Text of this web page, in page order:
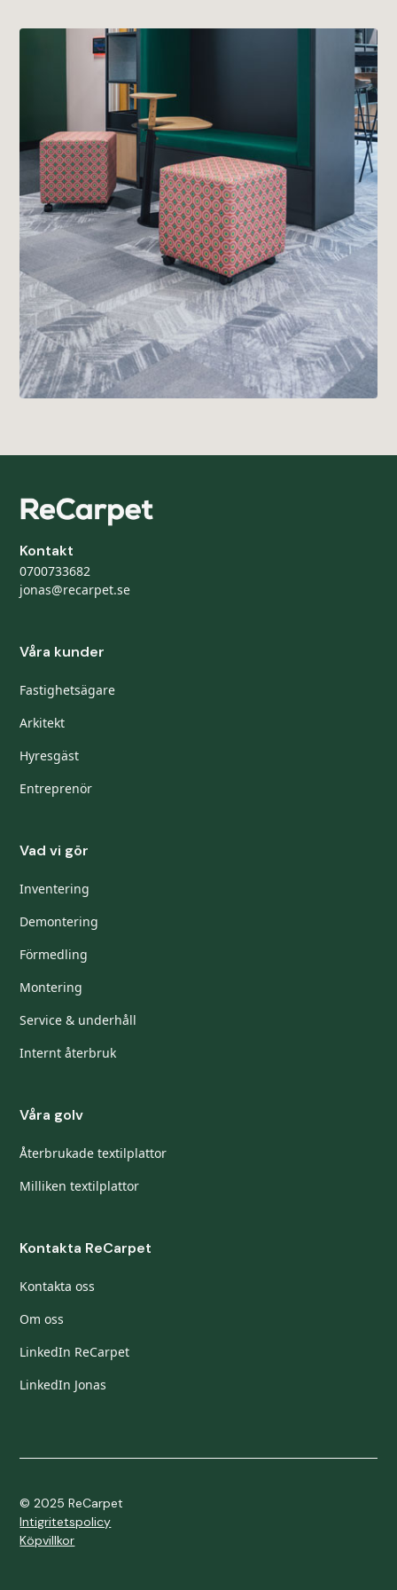
Kontakt
0700733682
jonas@recarpet.se
Våra kunder
Fastighetsägare
Arkitekt
Hyresgäst
Entreprenör
Vad vi gör
Inventering
Demontering
Förmedling
Montering
Service & underhåll
Internt återbruk
Våra golv
Återbrukade textilplattor
Milliken textilplattor
Kontakta ReCarpet
Kontakta oss
Om oss
LinkedIn ReCarpet
LinkedIn Jonas
© 2025 ReCarpet
Intigritetspolicy
Köpvillkor